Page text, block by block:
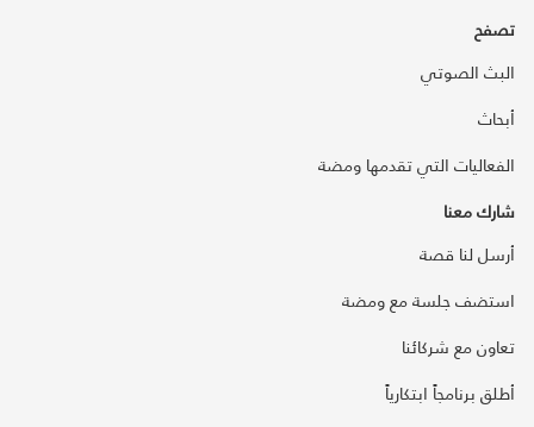
تصفح
البث الصوتي
أبحاث
الفعاليات التي تقدمها ومضة
شارك معنا
أرسل لنا قصة
استضف جلسة مع ومضة
تعاون مع شركائنا
أطلق برنامجاً ابتكارياً